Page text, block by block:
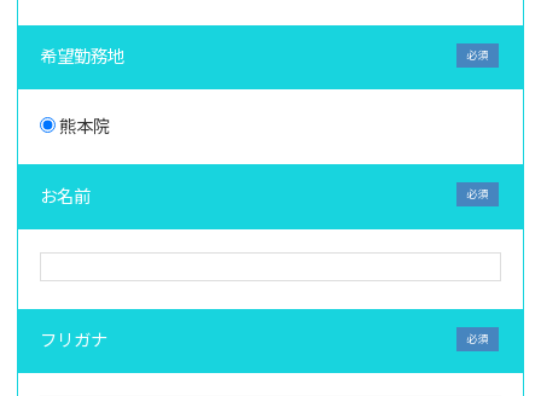
希望勤務地
熊本院
お名前
フリガナ